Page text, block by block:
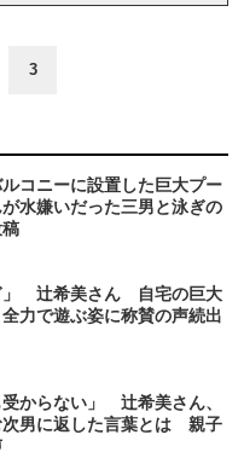
3
ルコニーに設置した巨大プー
水嫌いだった三男と泳ぎの
」 辻希美さん 自宅の巨大
力で遊ぶ姿に称賛の声続出
からない」 辻希美さん、
次男に返した言葉とは 親子